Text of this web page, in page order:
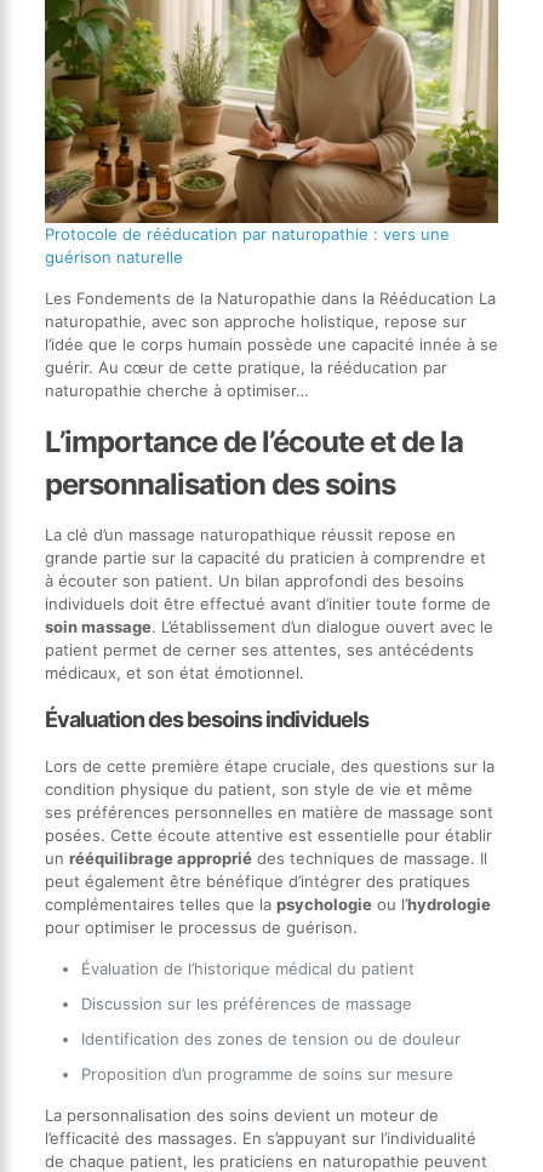
Protocole de rééducation par naturopathie : vers une
guérison naturelle
Les Fondements de la Naturopathie dans la Rééducation La
naturopathie, avec son approche holistique, repose sur
l’idée que le corps humain possède une capacité innée à se
guérir. Au cœur de cette pratique, la rééducation par
naturopathie cherche à optimiser…
L’importance de l’écoute et de la
personnalisation des soins
La clé d’un massage naturopathique réussit repose en
grande partie sur la capacité du praticien à comprendre et
à écouter son patient. Un bilan approfondi des besoins
individuels doit être effectué avant d’initier toute forme de
soin massage. L’établissement d’un dialogue ouvert avec le
patient permet de cerner ses attentes, ses antécédents
médicaux, et son état émotionnel.
Évaluation des besoins individuels
Lors de cette première étape cruciale, des questions sur la
condition physique du patient, son style de vie et même
ses préférences personnelles en matière de massage sont
posées. Cette écoute attentive est essentielle pour établir
un rééquilibrage appropriédes techniques de massage. Il
peut également être bénéfique d’intégrer des pratiques
complémentaires telles que la psychologieou l’hydrologie
pour optimiser le processus de guérison.
Évaluation de l’historique médical du patient
Discussion sur les préférences de massage
Identification des zones de tension ou de douleur
Proposition d’un programme de soins sur mesure
La personnalisation des soins devient un moteur de
l’efficacité des massages. En s’appuyant sur l’individualité
de chaque patient, les praticiens en naturopathie peuvent